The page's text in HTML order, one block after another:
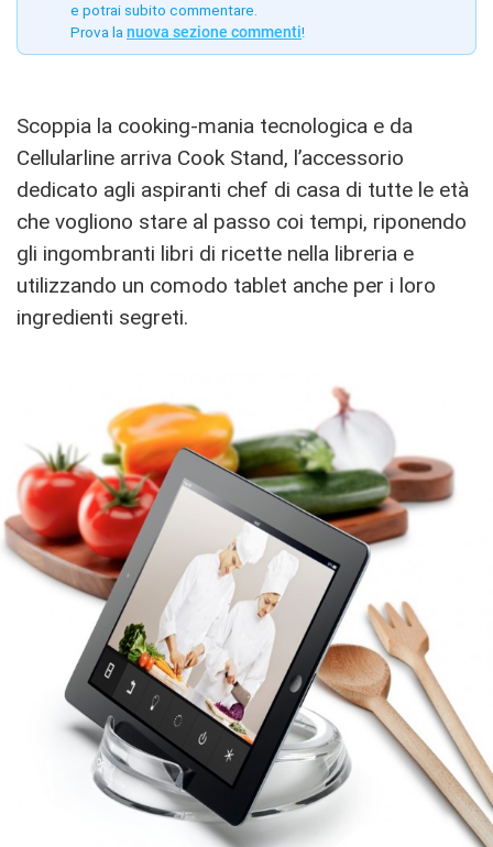
e potrai subito commentare.
Prova la nuova sezione commenti!
Scoppia la cooking-mania tecnologica e da
Cellularline arriva Cook Stand, l’accessorio
dedicato agli aspiranti chef di casa di tutte le età
che vogliono stare al passo coi tempi, riponendo
gli ingombranti libri di ricette nella libreria e
utilizzando un comodo tablet anche per i loro
ingredienti segreti.